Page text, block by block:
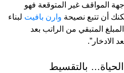
المواقف غير المتوقعة فهو
أن تتبع نصيحة وارن بافيت لبناء
المتبقي من الراتب بعد
الادخار”.
بالتقسيط